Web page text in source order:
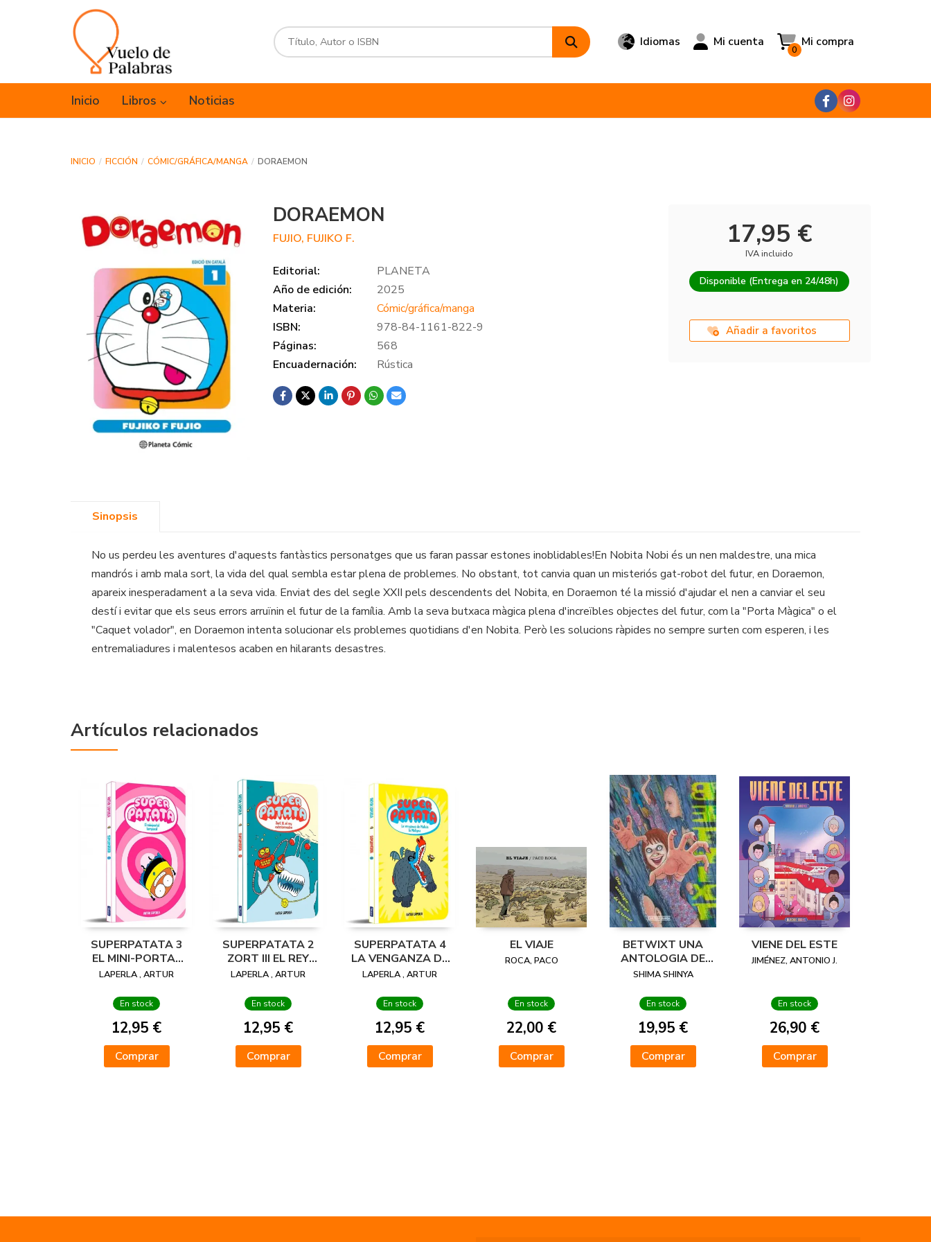
Idiomas Mi cuenta Mi compra
0
Inicio Libros Noticias
INICIO FICCIÓN CÓMIC/GRÁFICA/MANGA DORAEMON
DORAEMON
FUJIO, FUJIKO F.
Editorial:
PLANETA
Año de edición:
2025
Materia:
Cómic/gráfica/manga
ISBN:
978-84-1161-822-9
Páginas:
568
Encuadernación:
Rústica
17,95 €
IVA incluido
Disponible (Entrega en 24/48h)
Añadir a favoritos
Sinopsis
No us perdeu les aventures d'aquests fantàstics personatges que us faran passar estones inoblidables!En Nobita Nobi és un nen maldestre, una mica
mandrós i amb mala sort, la vida del qual sembla estar plena de problemes. No obstant, tot canvia quan un misteriós gat-robot del futur, en Doraemon,
apareix inesperadament a la seva vida. Enviat des del segle XXII pels descendents del Nobita, en Doraemon té la missió d'ajudar el nen a canviar el seu
destí i evitar que els seus errors arruïnin el futur de la família. Amb la seva butxaca màgica plena d'increïbles objectes del futur, com la "Porta Màgica" o el
"Caquet volador", en Doraemon intenta solucionar els problemes quotidians d'en Nobita. Però les solucions ràpides no sempre surten com esperen, i les
entremaliadures i malentesos acaben en hilarants desastres.
Artículos relacionados
SUPERPATATA 3
EL MINI-PORTAL
TEMPORAL
LAPERLA , ARTUR
En stock
12,95 €
Comprar
SUPERPATATA 2
ZORT III EL REY
EXTRATERRESTRE
LAPERLA , ARTUR
En stock
12,95 €
Comprar
SUPERPATATA 4
LA VENGANZA DE
MALICIA LA
LAPERLA , ARTUR
En stock
12,95 €
Comprar
EL VIAJE
ROCA, PACO
En stock
22,00 €
Comprar
BETWIXT UNA
ANTOLOGIA DE
MANGA DE
SHIMA SHINYA
En stock
19,95 €
Comprar
VIENE DEL ESTE
JIMÉNEZ, ANTONIO J.
En stock
26,90 €
Comprar